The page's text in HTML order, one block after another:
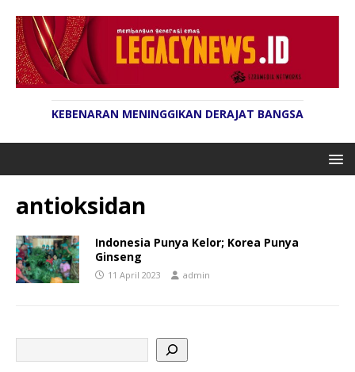
KEBENARAN MENINGGIKAN DERAJAT BANGSA
antioksidan
Indonesia Punya Kelor; Korea Punya
Ginseng
11 April 2023 admin